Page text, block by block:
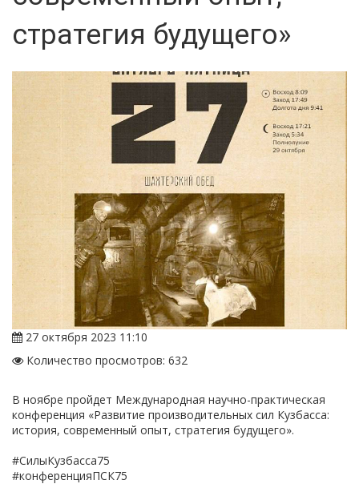
стратегия будущего»
27 октября 2023 11:10
Количество просмотров: 632
В ноябре пройдет Международная научно-практическая
конференция «Развитие производительных сил Кузбасса:
история, современный опыт, стратегия будущего».
#СилыКузбасса75
#конференцияПСК75